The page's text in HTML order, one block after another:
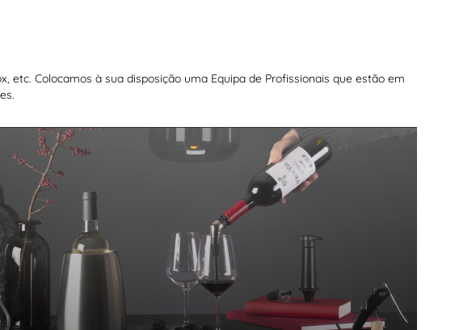
etc. Colocamos à sua disposição uma Equipa de Profissionais que estão em